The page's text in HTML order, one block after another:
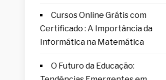
Cursos Online Grátis com
Certificado : A Importância da
Informática na Matemática
O Futuro da Educação: